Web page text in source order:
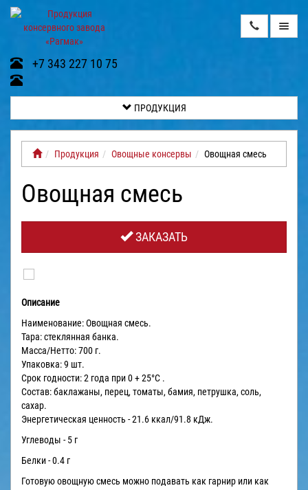
+7 343 227 10 75
ВИДЕОГАЛЕРЕЯ
КОНТАКТЫ
ДОСТАВКА
ОТЗЫВЫ
ПРОДУКЦИЯ
Продукция Овощные консервы Овощная смесь
Овощная смесь
ЗАКАЗАТЬ
Описание
Наименование: Овощная смесь.
Тара: стеклянная банка.
Масса/Нетто: 700 г.
Упаковка: 9 шт.
Срок годности: 2 года при 0 + 25°С .
Состав: баклажаны, перец, томаты, бамия, петрушка, соль,
сахар.
Энергетическая ценность - 21.6 ккал/91.8 кДж.
Углеводы - 5 г
Белки - 0.4 г
Готовую овощную смесь можно подавать как гарнир или как